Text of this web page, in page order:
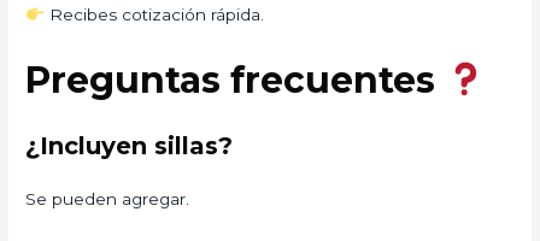
Recibes cotización rápida.
Preguntas frecuentes
¿Incluyen sillas?
Se pueden agregar.